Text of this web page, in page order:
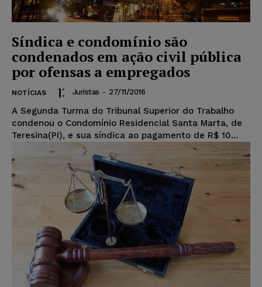
Síndica e condomínio são
condenados em ação civil pública
por ofensas a empregados
NOTÍCIAS Juristas - 27/11/2016
A Segunda Turma do Tribunal Superior do Trabalho
condenou o Condomínio Residencial Santa Marta, de
Teresina(PI), e sua síndica ao pagamento de R$ 10...